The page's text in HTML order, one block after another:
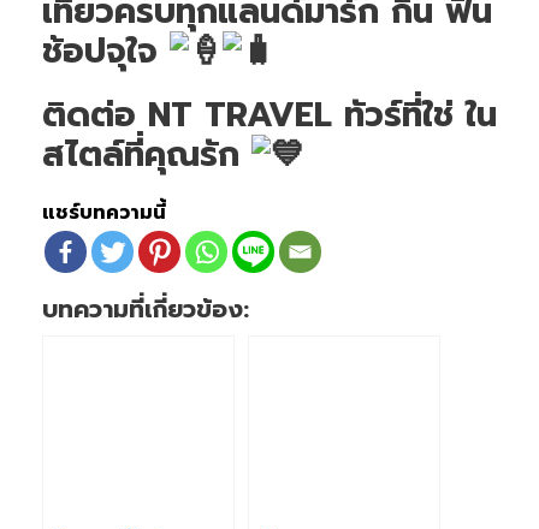
เที่ยวครบทุกแลนด์มาร์ก กิน ฟิน
ช้อปจุใจ
ติดต่อ NT TRAVEL ทัวร์ที่ใช่ ใน
สไตล์ที่คุณรัก
แชร์บทความนี้
บทความที่เกี่ยวข้อง: